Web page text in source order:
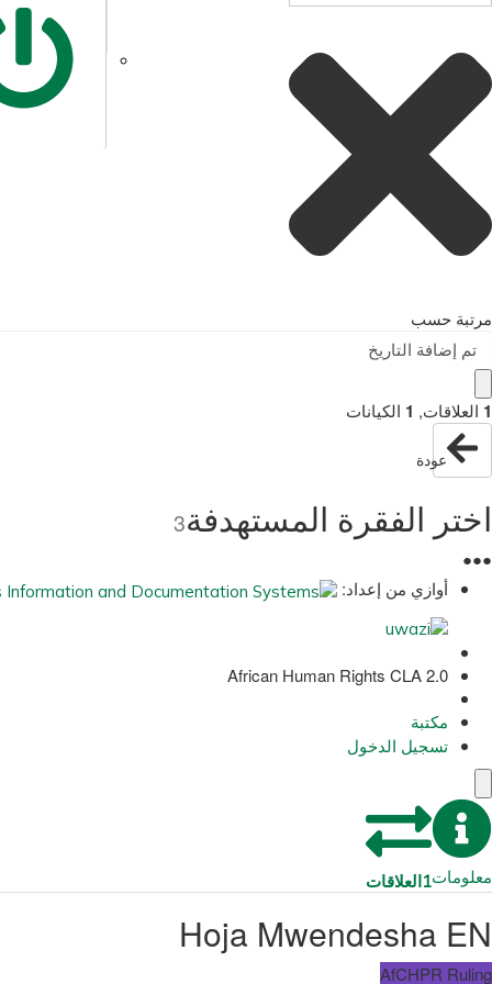
مرتبة حسب
تم إضافة التاريخ
1 العلاقات,
1 الكيانات
عودة
اختر الفقرة المستهدفة3
●
●
●
أوازي من إعداد:
African Human Rights CLA 2.0
مكتبة
تسجيل الدخول
معلومات1العلاقات
Hoja Mwendesha EN
AfCHPR Ruling